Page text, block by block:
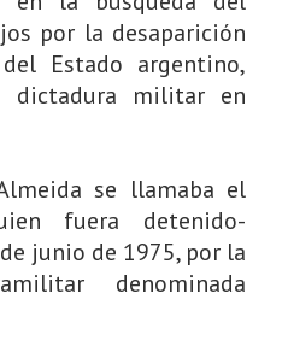
por la desaparición
Estado argentino,
dictadura militar en
se llamaba el
fuera detenido-
junio de 1975, por la
denominada